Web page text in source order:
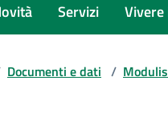
Servizi
Documenti e dati /